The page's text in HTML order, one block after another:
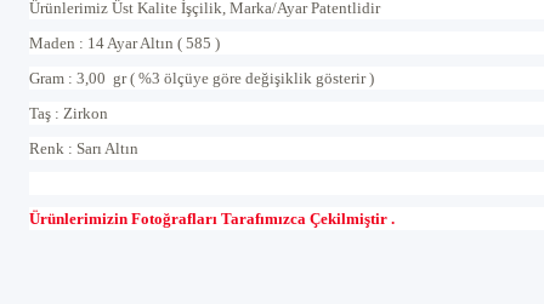
Ürünlerimiz Üst Kalite İşçilik, Marka/Ayar Patentlidir
Maden : 14 Ayar Altın ( 585 )
Gram : 3,00 gr ( %3 ölçüye göre değişiklik gösterir )
Taş : Zirkon
Renk : Sarı Altın
Ürünlerimizin Fotoğrafları Tarafımızca Çekilmiştir .